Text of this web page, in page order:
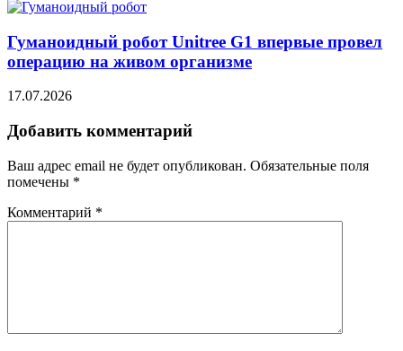
Гуманоидный робот Unitree G1 впервые провел
операцию на живом организме
17.07.2026
Добавить комментарий
Ваш адрес email не будет опубликован. Обязательные поля
помечены *
Комментарий *